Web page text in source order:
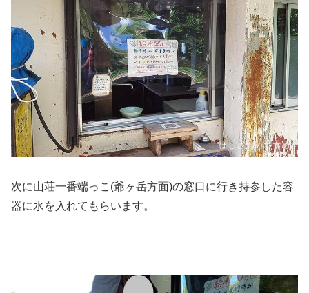
次に山荘一番端っこ(爺ヶ岳方面)の窓口に行き持参した容
器に水を入れてもらいます。